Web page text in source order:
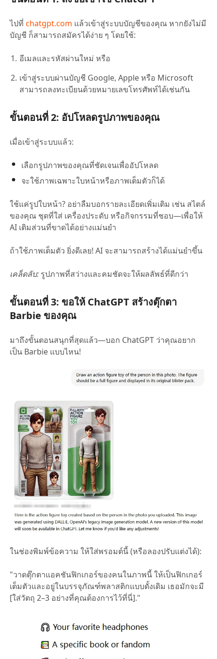
ไปที่ chatgpt.com แล้วเข้าสู่ระบบบัญชีของคุณ หากยังไม่มี
บัญชี ก็สามารถสมัครได้ง่าย ๆ โดยใช้:
อีเมลและรหัสผ่านใหม่ หรือ
เข้าสู่ระบบผ่านบัญชี Google, Apple หรือ Microsoft
สามารถลงทะเบียนด้วยหมายเลขโทรศัพท์ได้เช่นกัน
ขั้นตอนที่ 2: อัปโหลดรูปภาพของคุณ
เมื่อเข้าสู่ระบบแล้ว:
เลือกรูปภาพของคุณที่ชัดเจนเพื่ออัปโหลด
จะใช้ภาพเฉพาะใบหน้าหรือภาพเต็มตัวก็ได้
ใช้แค่รูปใบหน้า? อย่าลืมบอกรายละเอียดเพิ่มเติม เช่น สไตล์
ของคุณ ชุดที่ใส่ เครื่องประดับ หรือกิจกรรมที่ชอบ—เพื่อให้
AI เติมส่วนที่ขาดได้อย่างแม่นยำ
ถ้าใช้ภาพเต็มตัว ยิ่งดีเลย! AI จะสามารถสร้างได้แม่นยำขึ้น
เคล็ดลับ: รูปภาพที่สว่างและคมชัดจะให้ผลลัพธ์ที่ดีกว่า
ขั้นตอนที่ 3: ขอให้ ChatGPT สร้างตุ๊กตา
Barbie ของคุณ
มาถึงขั้นตอนสนุกที่สุดแล้ว—บอก ChatGPT ว่าคุณอยาก
เป็น Barbie แบบไหน!
ในช่องพิมพ์ข้อความ ให้ใส่พรอมต์นี้ (หรือลองปรับแต่งได้):
"วาดตุ๊กตาแอคชันฟิกเกอร์ของคนในภาพนี้ ให้เป็นฟิกเกอร์
เต็มตัวและอยู่ในบรรจุภัณฑ์พลาสติกแบบดั้งเดิม เธอมักจะมี
[ใส่วัตถุ 2–3 อย่างที่คุณต้องการไว้ที่นี่]."